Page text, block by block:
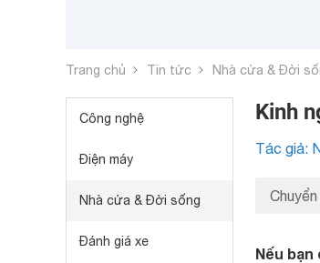
Trang chủ Tin tức Nhà cửa & Đời
Công nghệ
Điện máy
Nhà cửa & Đời sống
Đánh giá xe
Kinh
Tác giả:
Nếu